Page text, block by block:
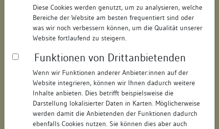
Diese Cookies werden genutzt, um zu analysieren, welche
Bereiche der Website am besten frequentiert sind oder
was wir noch verbessern können, um die Qualität unserer
Website fortlaufend zu steigern.
Funktionen von Drittanbietenden
Wenn wir Funktionen anderer Anbieter:innen auf der
Website integrieren, können wir Ihnen dadurch weitere
Inhalte anbieten. Dies betrifft beispielsweise die
Darstellung lokalisierter Daten in Karten. Möglicherweise
werden damit die Anbietenden der Funktionen dadurch
ebenfalls Cookies nutzen. Sie können dies aber auch
Objektdaten
Straße: Kirchstraße
Hausnummer: 75
Postleitzahl: 74354
Stadt-Teilort: Besigheim
Regierungsbezirk: Stuttgart